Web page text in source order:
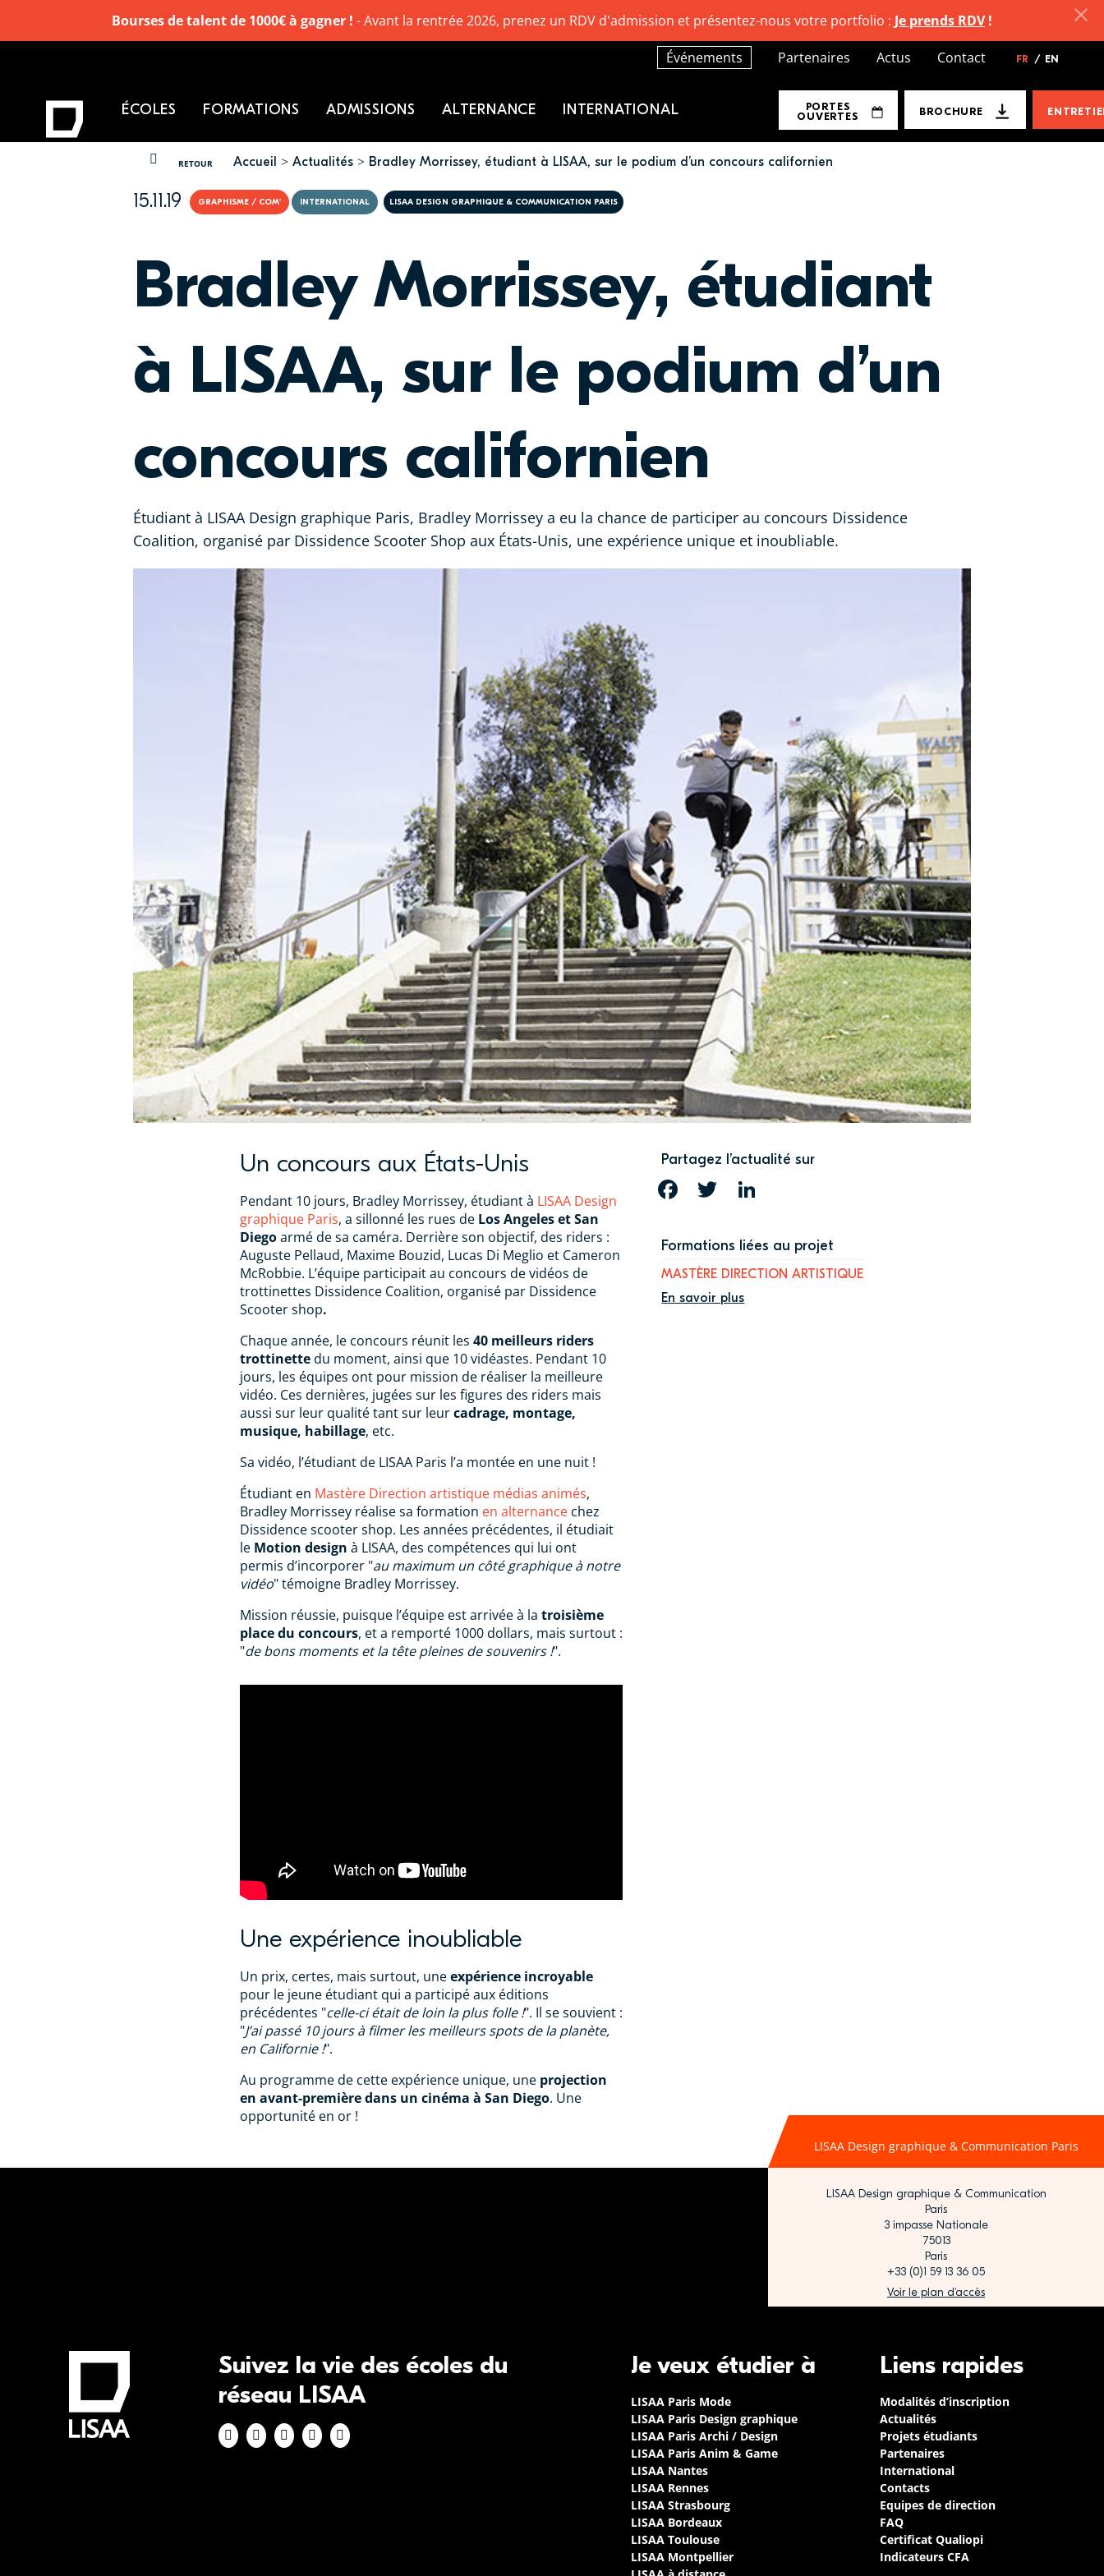
RETOUR
VOUS ÊTES ICI Accueil Actualités Bradley Morrissey, étudiant à LISAA, sur le podium d’un concours californien
15.11.19 GRAPHISME / COM' INTERNATIONAL LISAA DESIGN GRAPHIQUE & COMMUNICATION PARIS
Bradley Morrissey, étudiant
à LISAA, sur le podium d’un
concours californien
Étudiant à LISAA Design graphique Paris, Bradley Morrissey a eu la chance de participer au concours Dissidence
Coalition, organisé par Dissidence Scooter Shop aux États-Unis, une expérience unique et inoubliable.
Un concours aux États-Unis
Pendant 10 jours, Bradley Morrissey, étudiant à LISAA Design
graphique Paris, a sillonné les rues de Los Angeles et San
Diegoarmé de sa caméra. Derrière son objectif, des riders :
Auguste Pellaud, Maxime Bouzid, Lucas Di Meglio et Cameron
McRobbie. L’équipe participait au concours de vidéos de
trottinettes Dissidence Coalition, organisé par Dissidence
Scooter shop.
Chaque année, le concours réunit les 40 meilleurs riders
trottinettedu moment, ainsi que 10 vidéastes. Pendant 10
jours, les équipes ont pour mission de réaliser la meilleure
vidéo. Ces dernières, jugées sur les figures des riders mais
aussi sur leur qualité tant sur leurcadrage, montage,
musique, habillage, etc.
Sa vidéo, l’étudiant de LISAA Paris l’a montée en une nuit !
Étudiant en Mastère Direction artistique médias animés,
Bradley Morrissey réalise sa formation en alternance chez
Dissidence scooter shop. Les années précédentes, il étudiait
le Motion design à LISAA, des compétences qui lui ont
permis d’incorporer "au maximum un côté graphique à notre
vidéo" témoigne Bradley Morrissey.
Mission réussie, puisque l’équipe est arrivée à la troisième
place du concours, et a remporté 1000 dollars, mais surtout :
"de bons moments et la tête pleines de souvenirs !".
Une expérience inoubliable
Un prix, certes, mais surtout, uneexpérience incroyable
pour le jeune étudiant qui a participé aux éditions
précédentes "celle-ci était de loin la plus folle !". Il se souvient :
"J’ai passé 10 jours à filmer les meilleurs spots de la planète,
en Californie !".
Au programme de cette expérience unique, une projection
en avant-première dans un cinéma à San Diego. Une
opportunité en or !
Partagez l’actualité sur
FACEBOOKTWITTER
Formations liées au projet
MASTÈRE DIRECTION ARTISTIQUE
En savoir plus
LISAA Design graphique & Communication Paris
LISAA Design graphique & Communication
Paris
3 impasse Nationale
75013
Paris
+33 (0)1 59 13 36 05
Voir le plan d’accès
Événements Partenaires Actus Contact FR / EN
PORTES
OUVERTES
BROCHURE
ÉCOLES FORMATIONS ADMISSIONS ALTERNANCE INTERNATIONAL
Suivez la vie des écoles du
réseau LISAA
Je veux étudier à
LISAA Paris Mode
LISAA Paris Design graphique
LISAA Paris Archi / Design
LISAA Paris Anim & Game
LISAA Nantes
LISAA Rennes
LISAA Strasbourg
LISAA Bordeaux
LISAA Toulouse
LISAA Montpellier
Liens rapides
Modalités d’inscription
Actualités
Projets étudiants
Partenaires
International
Contacts
Equipes de direction
FAQ
Certificat Qualiopi
Indicateurs CFA
Bourses de talent de 1000€ à gagner ! - Avant la rentrée 2026, prenez un RDV d'admission et présentez-nous votre portfolio : Je prends RDV!